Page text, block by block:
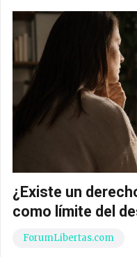
¿Existe un
como límite del
ForumLibertas.com